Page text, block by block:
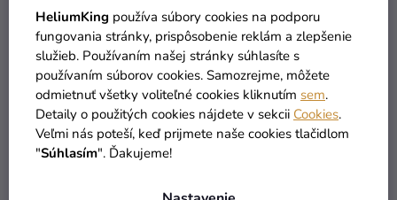
HeliumKing používa súbory cookies na podporu
fungovania stránky, prispôsobenie reklám a zlepšenie
služieb. Používaním našej stránky súhlasíte s
používaním súborov cookies. Samozrejme, môžete
odmietnuť všetky voliteľné cookies kliknutím sem.
Detaily o použitých cookies nájdete v sekcii Cookies.
Veľmi nás poteší, keď prijmete naše cookies tlačidlom
"Súhlasím". Ďakujeme!
Balónik pastelový
slonová kosť 13 cm
0,09 €
DO KOŠÍKA
Balónik SRDIEČKO biely
25cm
produktu
je
4,5
z
5
hviezdičiek.
0,15 €
DO KOŠÍKA